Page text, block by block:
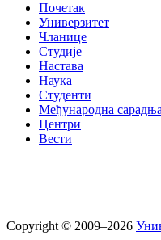
Почетак
Универзитет
Чланице
Студије
Настава
Наука
Студенти
Међународна сарадња
Центри
Вести
Copyright © 2009–2026